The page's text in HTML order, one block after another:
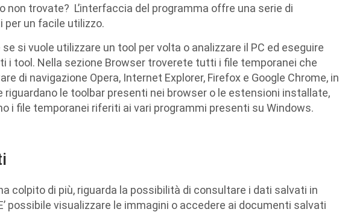
non trovate? L’interfaccia del programma offre una serie di
un facile utilizzo.
si vuole utilizzare un tool per volta o analizzare il PC ed eseguire
i tool. Nella sezione Browser troverete tutti i file temporanei che
di navigazione Opera, Internet Explorer, Firefox e Google Chrome, in
riguardano le toolbar presenti nei browser o le estensioni installate,
i file temporanei riferiti ai vari programmi presenti su Windows.
colpito di più, riguarda la possibilità di consultare i dati salvati in
possibile visualizzare le immagini o accedere ai documenti salvati